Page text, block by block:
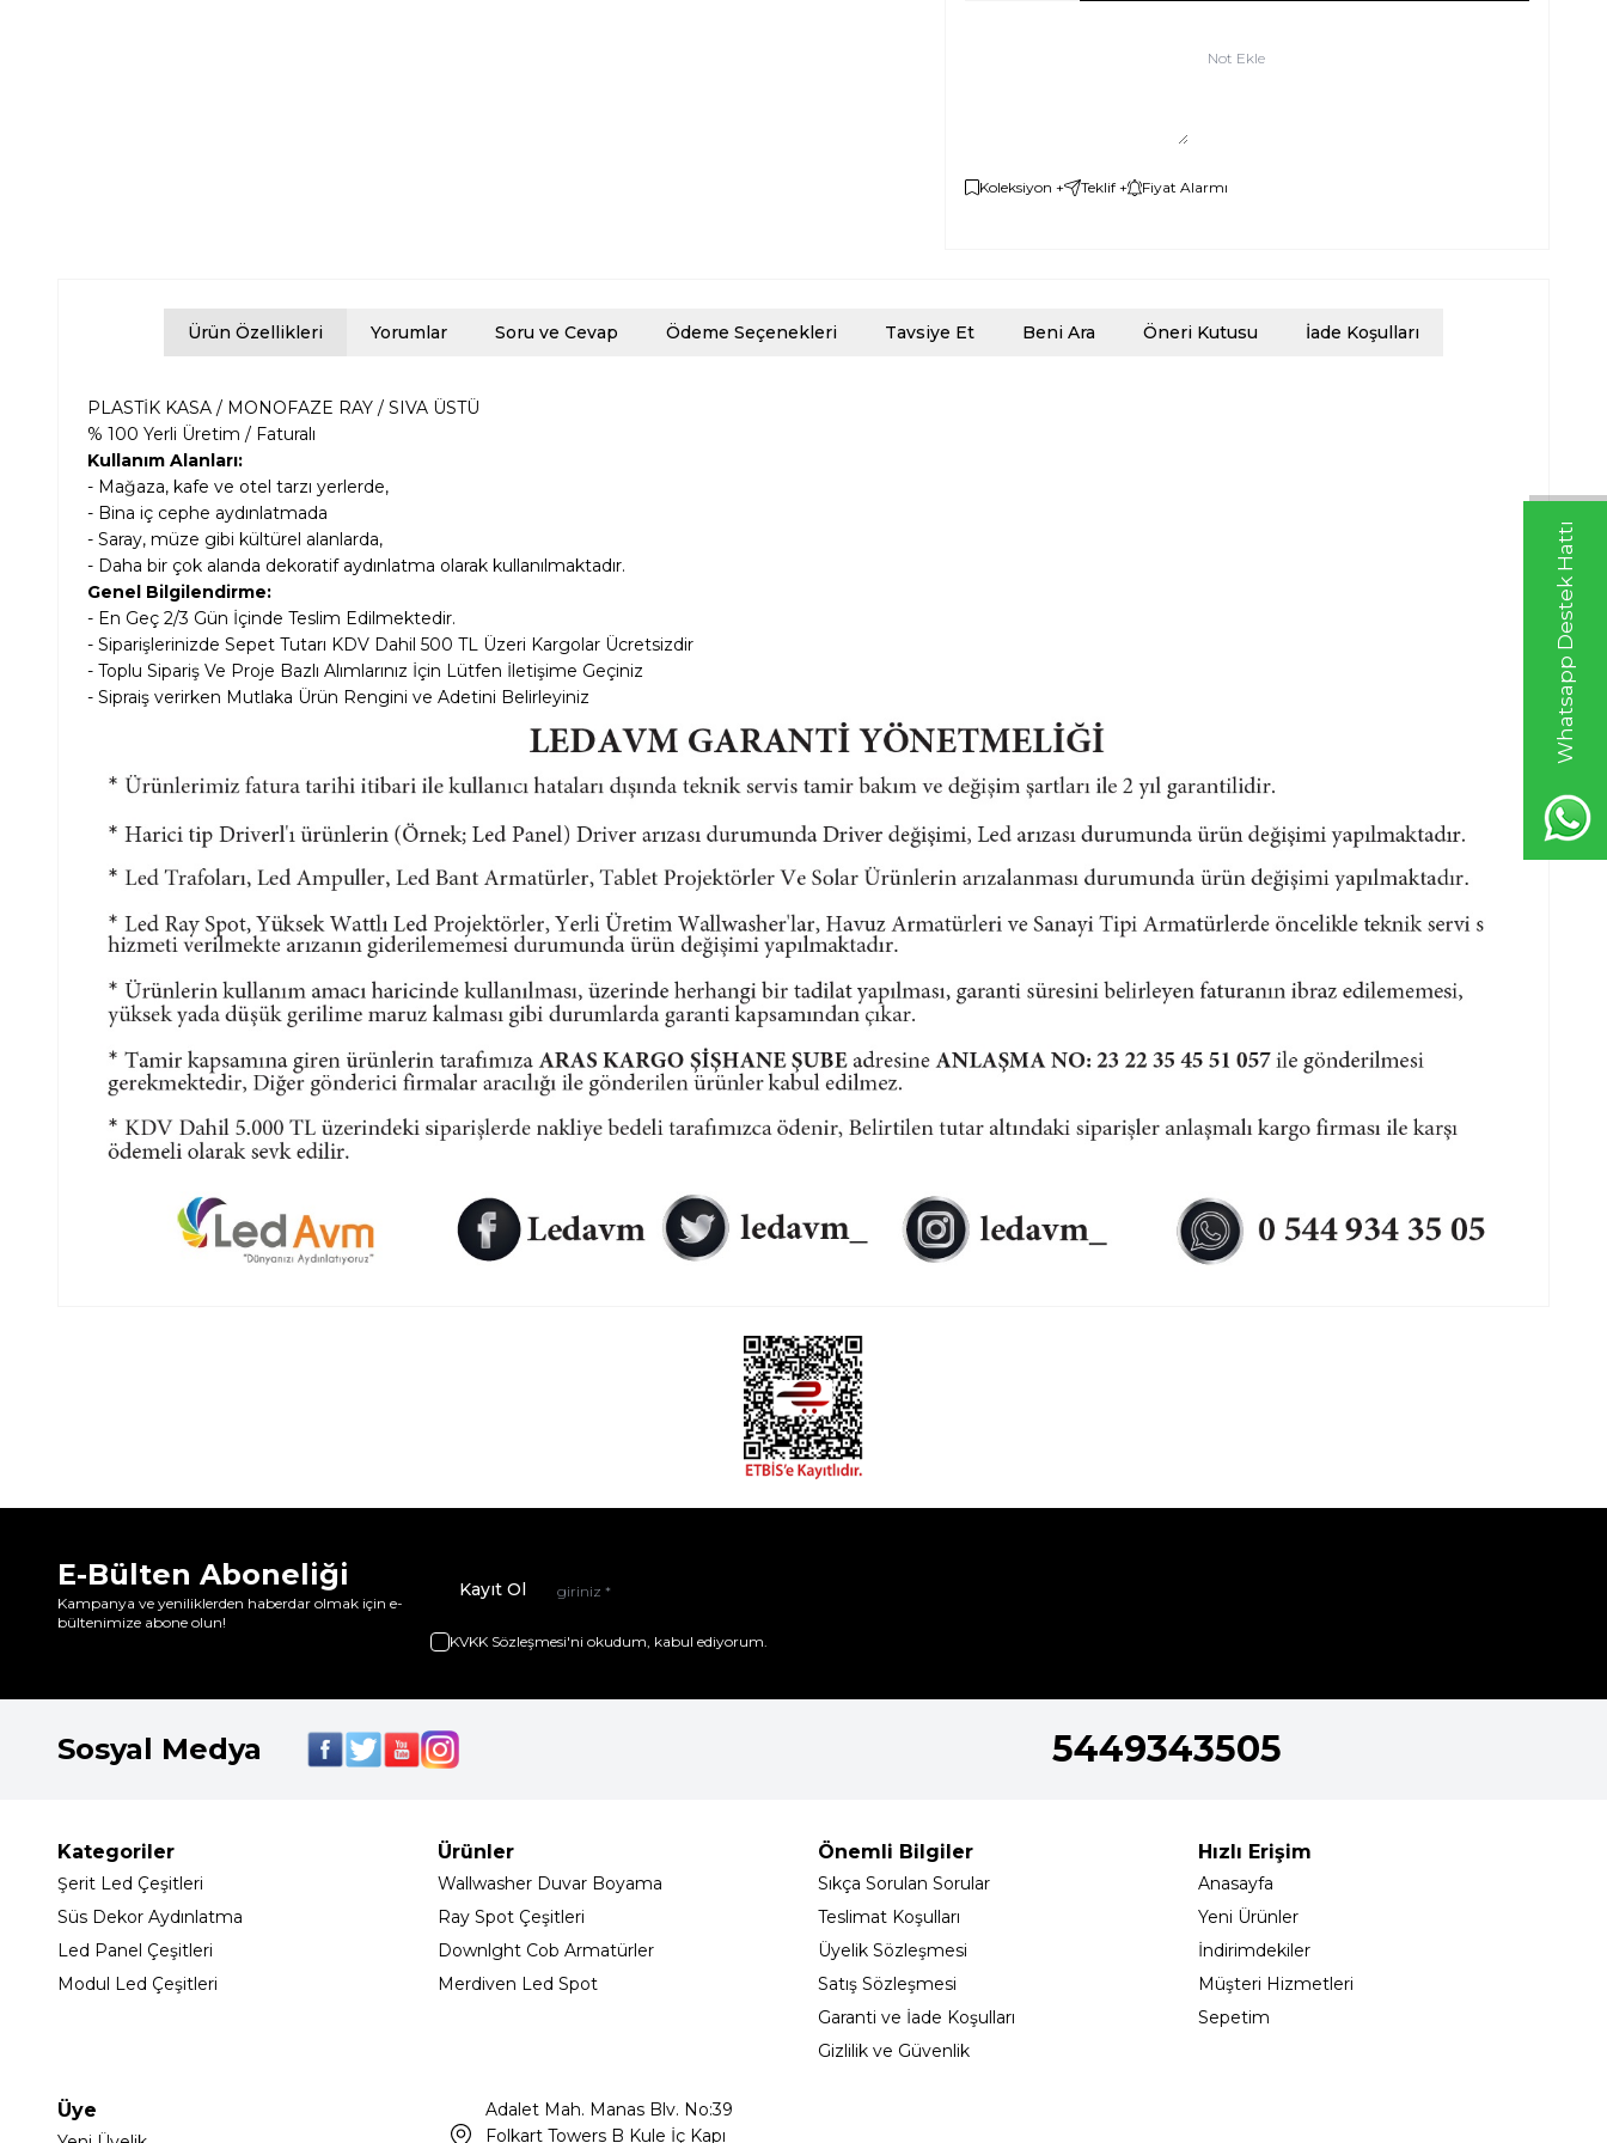
Whatsapp Destek Hattı
Not Ekle
Koleksiyon + Teklif + Fiyat Alarmı
Ürün Özellikleri Yorumlar Soru ve Cevap Ödeme Seçenekleri Tavsiye Et Beni Ara Öneri Kutusu İade Koşulları
PLASTİK KASA / MONOFAZE RAY / SIVA ÜSTÜ
% 100 Yerli Üretim / Faturalı
Kullanım Alanları:
- Mağaza, kafe ve otel tarzı yerlerde,
- Bina iç cephe aydınlatmada
- Saray, müze gibi kültürel alanlarda,
- Daha bir çok alanda dekoratif aydınlatma olarak kullanılmaktadır.
Genel Bilgilendirme:
- En Geç 2/3 Gün İçinde Teslim Edilmektedir.
- Siparişlerinizde Sepet Tutarı KDV Dahil 500 TL Üzeri Kargolar Ücretsizdir
- Toplu Sipariş Ve Proje Bazlı Alımlarınız İçin Lütfen İletişime Geçiniz
- Sipraiş verirken Mutlaka Ürün Rengini ve Adetini Belirleyiniz
E-Bülten Aboneliği
Kampanya ve yeniliklerden haberdar olmak için e-
bültenimize abone olun!
Kayıt Ol
KVKK Sözleşmesi'ni okudum, kabul ediyorum.
Sosyal Medya 5449343505
Kategoriler
Şerit Led Çeşitleri
Süs Dekor Aydınlatma
Led Panel Çeşitleri
Modul Led Çeşitleri
Ürünler
Wallwasher Duvar Boyama
Ray Spot Çeşitleri
Downlght Cob Armatürler
Merdiven Led Spot
Önemli Bilgiler
Sıkça Sorulan Sorular
Teslimat Koşulları
Üyelik Sözleşmesi
Satış Sözleşmesi
Garanti ve İade Koşulları
Gizlilik ve Güvenlik
Hızlı Erişim
Anasayfa
Yeni Ürünler
İndirimdekiler
Müşteri Hizmetleri
Sepetim
Üye
Adalet Mah. Manas Blv. No:39
Folkart Towers B Kule İç Kapı